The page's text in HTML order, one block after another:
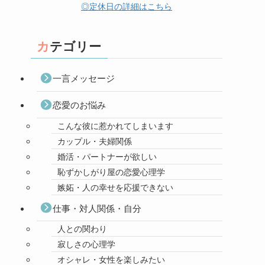
◎定休日の詳細はこちら
カテゴリー
一言メッセージ
恋愛のお悩み
こんな彼に惹かれてしまいます
カップル・夫婦関係
婚活・パートナーが欲しい
恥ずかしがり屋の恋愛心理学
嫉妬・人の幸せを応援できない
仕事・対人関係・自分
人との関わり
寂しさの心理学
オシャレ・女性を楽しみたい